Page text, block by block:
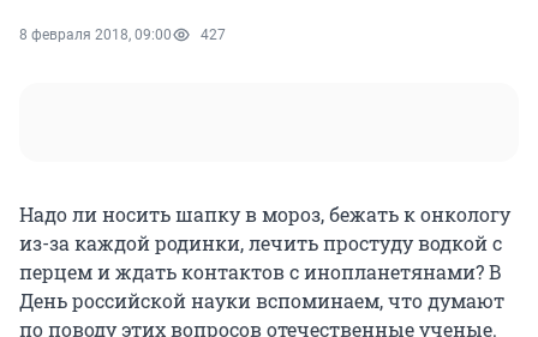
8 февраля 2018, 09:00 427
Надо ли носить шапку в мороз, бежать к онкологу
из-за каждой родинки, лечить простуду водкой с
перцем и ждать контактов с инопланетянами? В
День российской науки вспоминаем, что думают
по поводу этих вопросов отечественные ученые.